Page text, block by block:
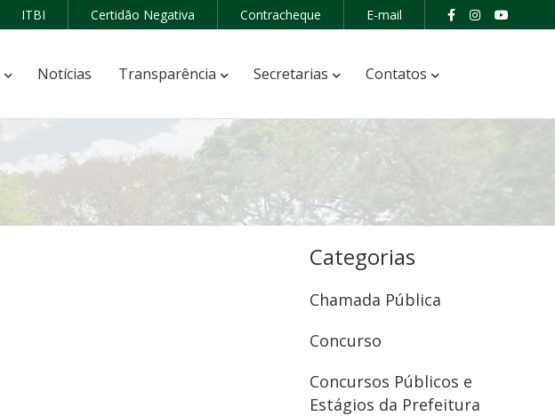
ITBI Certidão Negativa Contracheque E-mail
Notícias Transparência Secretarias Contatos
Categorias
Chamada Pública
Concurso
Concursos Públicos e
Estágios da Prefeitura